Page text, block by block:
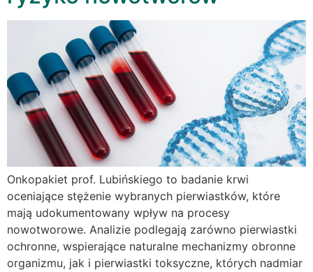
Onkopakiet prof. Lubińskiego to badanie krwi
oceniające stężenie wybranych pierwiastków, które
mają udokumentowany wpływ na procesy
nowotworowe. Analizie podlegają zarówno pierwiastki
ochronne, wspierające naturalne mechanizmy obronne
organizmu, jak i pierwiastki toksyczne, których nadmiar